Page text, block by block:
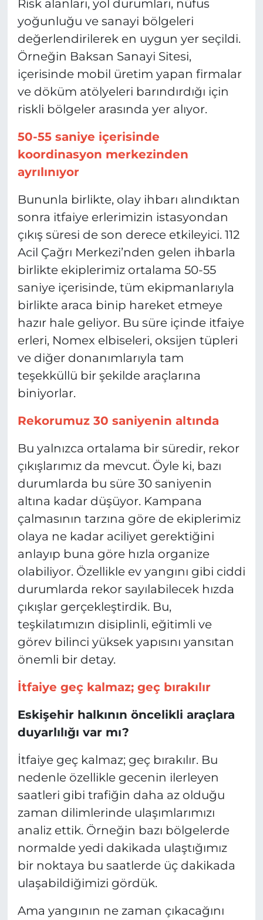
Risk alanları, yol durumları, nüfus
yoğunluğu ve sanayi bölgeleri
değerlendirilerek en uygun yer seçildi.
Örneğin Baksan Sanayi Sitesi,
içerisinde mobil üretim yapan firmalar
ve döküm atölyeleri barındırdığı için
riskli bölgeler arasında yer alıyor.
50-55 saniye içerisinde
koordinasyon merkezinden
ayrılınıyor
Bununla birlikte, olay ihbarı alındıktan
sonra itfaiye erlerimizin istasyondan
çıkış süresi de son derece etkileyici. 112
Acil Çağrı Merkezi’nden gelen ihbarla
birlikte ekiplerimiz ortalama 50-55
saniye içerisinde, tüm ekipmanlarıyla
birlikte araca binip hareket etmeye
hazır hale geliyor. Bu süre içinde itfaiye
erleri, Nomex elbiseleri, oksijen tüpleri
ve diğer donanımlarıyla tam
teşekküllü bir şekilde araçlarına
biniyorlar.
Rekorumuz 30 saniyenin altında
Bu yalnızca ortalama bir süredir, rekor
çıkışlarımız da mevcut. Öyle ki, bazı
durumlarda bu süre 30 saniyenin
altına kadar düşüyor. Kampana
çalmasının tarzına göre de ekiplerimiz
olaya ne kadar aciliyet gerektiğini
anlayıp buna göre hızla organize
olabiliyor. Özellikle ev yangını gibi ciddi
durumlarda rekor sayılabilecek hızda
çıkışlar gerçekleştirdik. Bu,
teşkilatımızın disiplinli, eğitimli ve
görev bilinci yüksek yapısını yansıtan
önemli bir detay.
İtfaiye geç kalmaz; geç bırakılır
Eskişehir halkının öncelikli araçlara
duyarlılığı var mı?
İtfaiye geç kalmaz; geç bırakılır. Bu
nedenle özellikle gecenin ilerleyen
saatleri gibi trafiğin daha az olduğu
zaman dilimlerinde ulaşımlarımızı
analiz ettik. Örneğin bazı bölgelerde
normalde yedi dakikada ulaştığımız
bir noktaya bu saatlerde üç dakikada
ulaşabildiğimizi gördük.
Ama yangının ne zaman çıkacağını